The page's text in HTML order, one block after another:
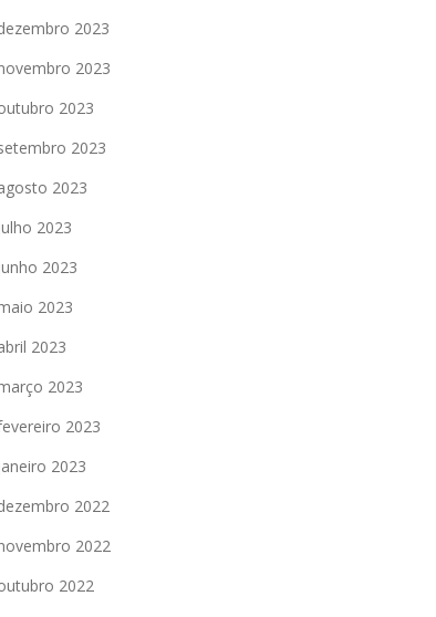
2023
2023
2023
2023
2023
2023
2023
2023
2023
2023
2023
2023
2022
2022
2022